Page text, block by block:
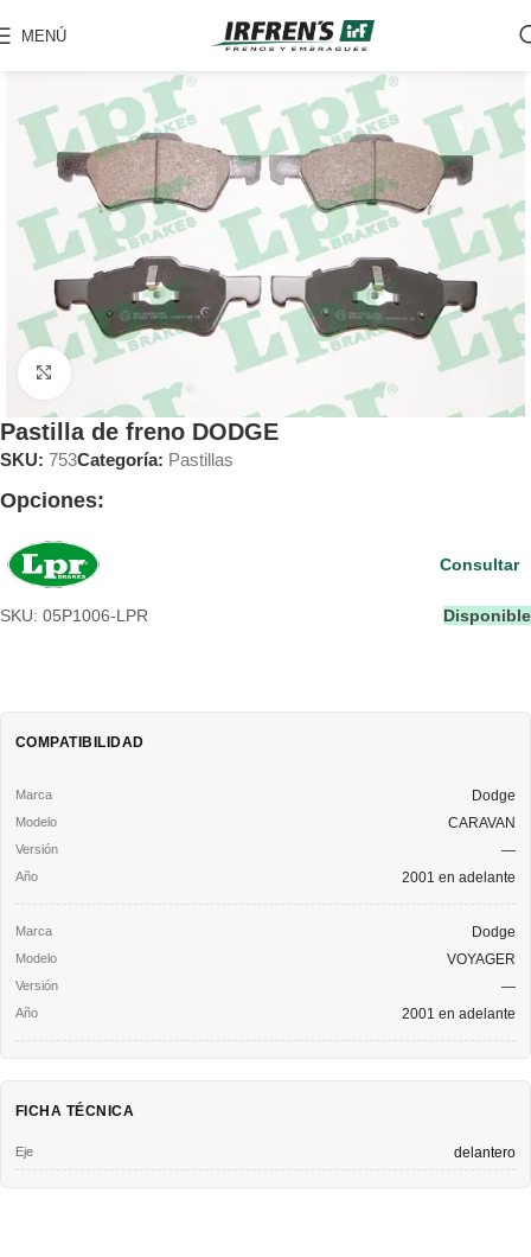
MENÚ
Pastilla de freno DODGE
SKU: 753Categoría: Pastillas
Opciones:
SKU: 05P1006-LPR Disponible
Consultar
COMPATIBILIDAD
Dodge
CARAVAN
—
2001 en adelante
Dodge
VOYAGER
—
2001 en adelante
FICHA TÉCNICA
Eje delantero